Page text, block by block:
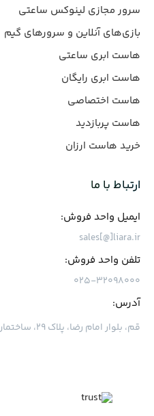
سرور مجازی لینوکس ساعتی
بازی‌های آنلاین و سرورهای گیم
هاست ابری ساعتی
هاست ابری رایگان
هاست اختصاصی
هاست پربازدید
خرید هاست ارزان
ارتباط با ما
ایمیل واحد فروش:
sales[@]liara.ir
تلفن واحد فروش:
۰۲۵-۳۲۰۹۸۰۰۰
آدرس:
قم، بلوار امام رضا، پلاک ۲۹، ساختمان امام رضا، طبقه ۳، واحد ۷